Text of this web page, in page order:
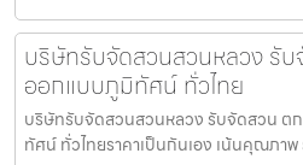
บริษัทรับจัดสวนสวนหลวง รั
ออกแบบภูมิทัศน์ ทั่วไทย
บริษัทรับจัดสวนสวนหลวง รับจัดสวน ต
ทัศน์ ทั่วไทยราคาเป็นกันเอง เน้นคุณภา